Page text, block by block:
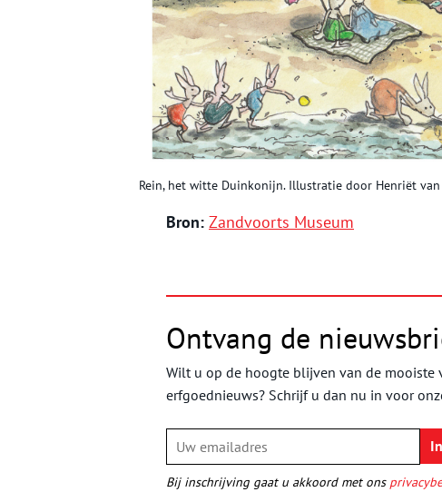
Rein, het witte Duinkonijn. Illustratie door Henriët van
Bron: Zandvoorts Museum
Ontvang de
Wilt u op de hoogte blijven van de mooiste
erfgoednieuws? Schrijf u dan nu in voor
Bij inschrijving gaat u akkoord met ons